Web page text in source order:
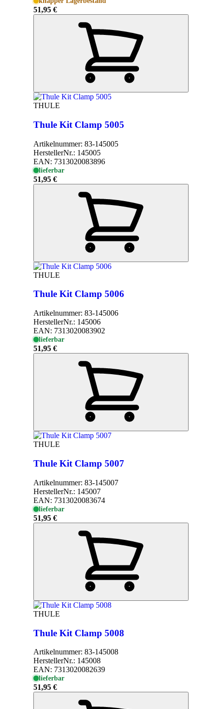
51,95 €
THULE
Thule Kit Clamp 5005
Artikelnummer: 83-145005
HerstellerNr.: 145005
EAN: 7313020083896
lieferbar
51,95 €
THULE
Thule Kit Clamp 5006
Artikelnummer: 83-145006
HerstellerNr.: 145006
EAN: 7313020083902
lieferbar
51,95 €
THULE
Thule Kit Clamp 5007
Artikelnummer: 83-145007
HerstellerNr.: 145007
EAN: 7313020083674
lieferbar
51,95 €
THULE
Thule Kit Clamp 5008
Artikelnummer: 83-145008
HerstellerNr.: 145008
EAN: 7313020082639
lieferbar
51,95 €